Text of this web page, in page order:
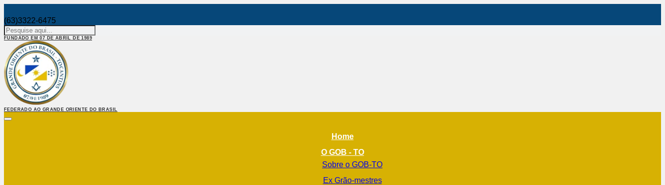
(63)3322-6475
FUNDADO EM 07 DE ABRIL DE 1989
FEDERADO AO GRANDE ORIENTE DO BRASIL
Home
O GOB - TO
Sobre o GOB-TO
Ex Grão-mestres